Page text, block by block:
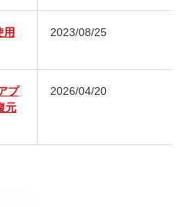
用
2023/08/25
プ
元
2026/04/20